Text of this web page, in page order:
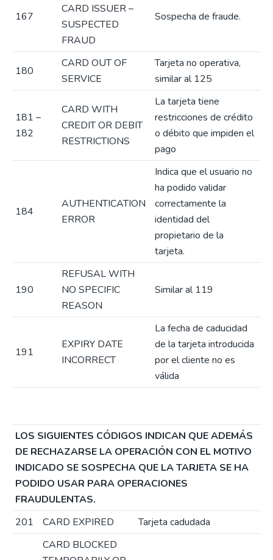
167
CARD ISSUER –
SUSPECTED
FRAUD
Sospecha de fraude.
180
CARD OUT OF
SERVICE
Tarjeta no operativa,
similar al 125
181 –
182
CARD WITH
CREDIT OR DEBIT
RESTRICTIONS
La tarjeta tiene
restricciones de crédito
o débito que impiden el
pago
184
AUTHENTICATION
ERROR
Indica que el usuario no
ha podido validar
correctamente la
identidad del
propietario de la
tarjeta.
190
REFUSAL WITH
NO SPECIFIC
REASON
Similar al 119
191
EXPIRY DATE
INCORRECT
La fecha de caducidad
de la tarjeta introducida
por el cliente no es
válida
LOS SIGUIENTES CÓDIGOS INDICAN QUE ADEMÁS
DE RECHAZARSE LA OPERACIÓN CON EL MOTIVO
INDICADO SE SOSPECHA QUE LA TARJETA SE HA
PODIDO USAR PARA OPERACIONES
FRAUDULENTAS.
201
CARD EXPIRED Tarjeta cadudada
CARD BLOCKED